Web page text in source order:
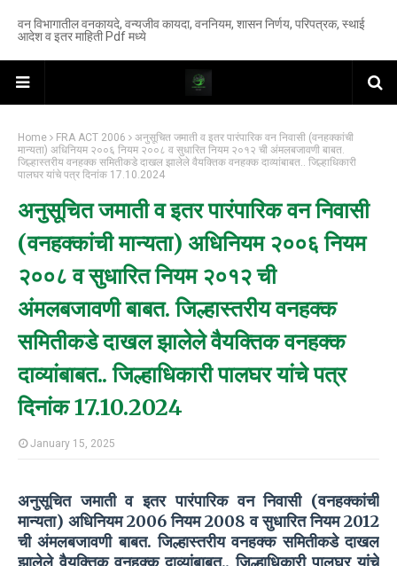
वन विभागातील वनकायदे, वन्यजीव कायदा, वननियम, शासन निर्णय, परिपत्रक, स्थाई
आदेश व इतर माहिती Pdf मध्ये
Home FRA ACT 2006
अनुसूचित जमाती व इतर पारंपारिक वन निवासी (वनहक्कांची
मान्यता) अधिनियम २००६ नियम २००८ व सुधारित नियम २०१२ ची अंमलबजावणी बाबत.
जिल्हास्तरीय वनहक्क समितीकडे दाखल झालेले वैयक्तिक वनहक्क दाव्यांबाबत.. जिल्हाधिकारी
पालघर यांचे पत्र दिनांक 17.10.2024
अनुसूचित जमाती व इतर पारंपारिक वन निवासी
(वनहक्कांची मान्यता) अधिनियम २००६ नियम
२००८ व सुधारित नियम २०१२ ची
अंमलबजावणी बाबत. जिल्हास्तरीय वनहक्क
समितीकडे दाखल झालेले वैयक्तिक वनहक्क
दाव्यांबाबत.. जिल्हाधिकारी पालघर यांचे पत्र
दिनांक 17.10.2024
January 15, 2025
अनुसूचित जमाती व इतर पारंपारिक वन निवासी (वनहक्कांची
मान्यता) अधिनियम 2006 नियम 2008 व सुधारित नियम 2012
ची अंमलबजावणी बाबत. जिल्हास्तरीय वनहक्क समितीकडे दाखल